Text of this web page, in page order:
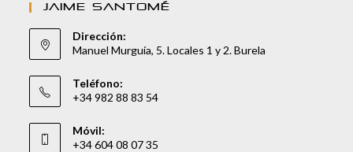
JAIME SANTOMÉ
Dirección:
Manuel Murguía, 5. Locales 1 y 2. Burela
Teléfono:
+34 982 88 83 54
Móvil:
+34 604 08 07 35